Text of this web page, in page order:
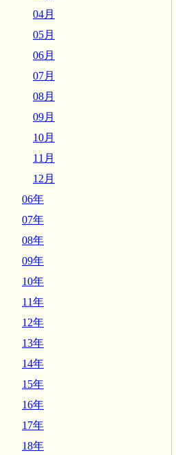
04月
05月
06月
07月
08月
09月
10月
11月
12月
06年
07年
08年
09年
10年
11年
12年
13年
14年
15年
16年
17年
18年